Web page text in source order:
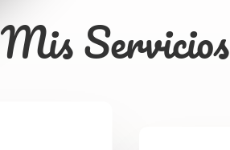
Mis Servicios